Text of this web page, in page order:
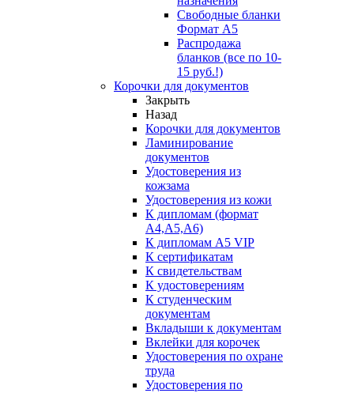
Свободные бланки
Формат А5
Распродажа
бланков (все по 10-
15 руб.!)
Корочки для документов
Закрыть
Назад
Корочки для документов
Ламинирование
документов
Удостоверения из
кожзама
Удостоверения из кожи
К дипломам (формат
А4,А5,А6)
К дипломам А5 VIP
К сертификатам
К свидетельствам
К удостоверениям
К студенческим
документам
Вкладыши к документам
Вклейки для корочек
Удостоверения по охране
труда
Удостоверения по